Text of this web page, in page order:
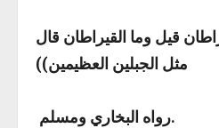
قيل وما القيراطان قال
مثل الجبلين العظيمين))
رواه البخاري ومسلم.